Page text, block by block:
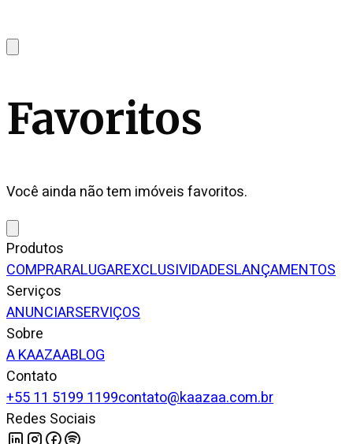
Favoritos
Você ainda não tem imóveis favoritos.
Produtos
COMPRARALUGAREXCLUSIVIDADESLANÇAMENTOS
Serviços
ANUNCIARSERVIÇOS
Sobre
A KAAZAABLOG
Contato
+55 11 5199 1199contato@kaazaa.com.br
Redes Sociais